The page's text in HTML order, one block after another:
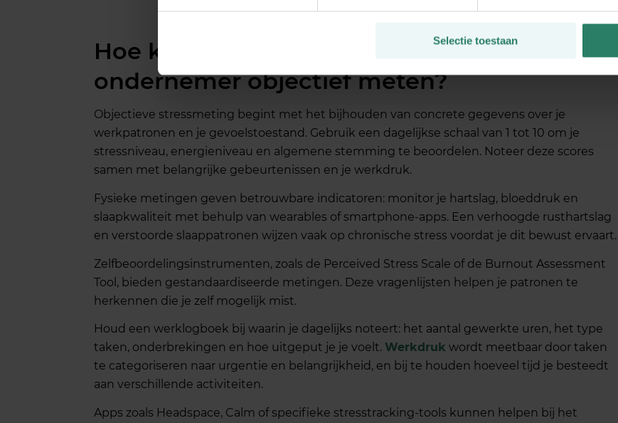
Selectie toestaan
Hoe kun je stress en werkdruk als
ondernemer objectief meten?
Objectieve stressmeting begint met het bijhouden van concrete gegevens over je
werkpatronen en je gevoelstoestand. Gebruik een dagelijkse schaal van 1 tot 10 om je
stressniveau, energieniveau en algemene stemming te beoordelen. Noteer deze scores
samen met belangrijke gebeurtenissen en je werkdruk.
Fysieke metingen geven betrouwbare indicatoren: monitor je hartslag, bloeddruk en
slaapkwaliteit met behulp van wearables of smartphone-apps. Een verhoogde rusthartslag
en verstoorde slaappatronen wijzen vaak op chronische stress voordat je dit bewust ervaart.
Zelfbeoordelingsinstrumenten, zoals de Perceived Stress Scale of de Burnout Assessment
Tool, bieden gestandaardiseerde metingen. Deze vragenlijsten helpen je patronen te
herkennen die je zelf mogelijk mist.
Houd een werklogboek bij waarin je dagelijks noteert: het aantal gewerkte uren, het type
taken, onderbrekingen en hoe uitgeput je je voelt. Werkdruk wordt meetbaar door taken
te categoriseren naar urgentie en belangrijkheid, en bij te houden hoeveel tijd je besteedt
aan verschillende activiteiten.
Apps zoals Headspace, Calm of specifieke stresstracking-tools kunnen helpen bij het